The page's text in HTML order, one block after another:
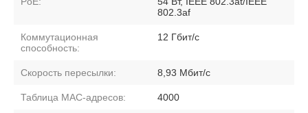
802.3af
Коммутационная
способность:
12 Гбит/с
Скорость пересылки: 8,93 Мбит/с
Таблица MAC-адресов: 4000